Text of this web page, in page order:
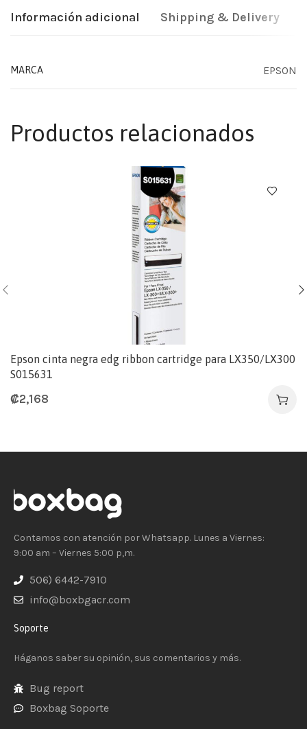
Información adicional Shipping & Delivery
MARCA EPSON
Productos relacionados
Epson cinta negra edg ribbon cartridge para LX350/LX300
S015631
₡2,168
Contamos con atención por Whatsapp. Lunes a Viernes:
9:00 am – Viernes 5:00 p,m.
506) 6442-7910
info@boxbgacr.com
Soporte
Háganos saber su opinión, sus comentarios y más.
Bug report
Boxbag Soporte